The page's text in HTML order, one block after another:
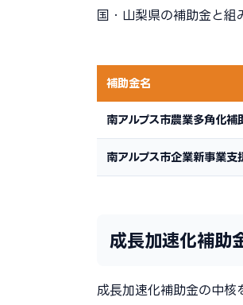
国・山梨県の補助金と組
補助金名
南アルプス市農業多角化補
南アルプス市企業新事業支
成長加速化補助
成長加速化補助金の中核